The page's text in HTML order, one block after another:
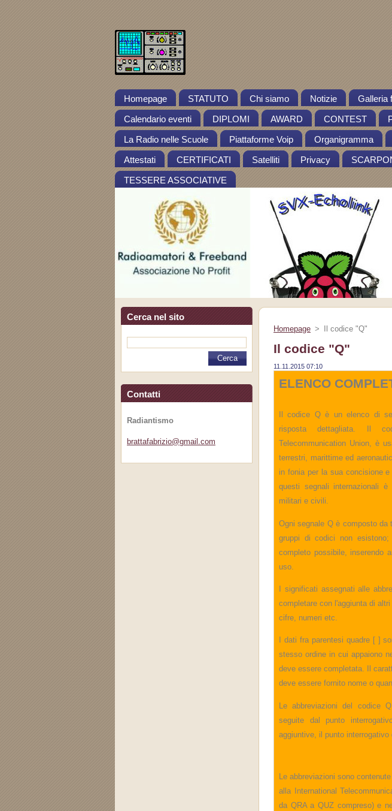
Homepage STATUTO Chi siamo Notizie Galleria
Calendario eventi DIPLOMI AWARD CONTEST
La Radio nelle Scuole Piattaforme Voip Organigramma
Attestati CERTIFICATI Satelliti Privacy
TESSERE ASSOCIATIVE
Cerca nel sito
Contatti
Radiantismo
brattafabrizio@gmail.com
Homepage > Il codice "Q"
Il codice "Q"
11.11.2015 07:10
ELENCO
Il codice Q è un elenco di
risposta dettagliata. Il
Telecommunication Union, è
terrestri, marittime ed
in fonia per la sua concisione
questi segnali internazionali
militari e civili.
Ogni segnale Q è composto
gruppi di codici non
completo possibile, inserendo
uso.
I significati assegnati alle
completare con l'aggiunta di
cifre, numeri etc.
I dati fra parentesi quadre [ ]
stesso ordine in cui appaiono
deve essere completata. Il
deve essere fornito nome o
Le abbreviazioni del codice
seguite dal punto
aggiuntive, il punto interrogativo
Le abbreviazioni sono
alla International
da QRA a QUZ compreso) e